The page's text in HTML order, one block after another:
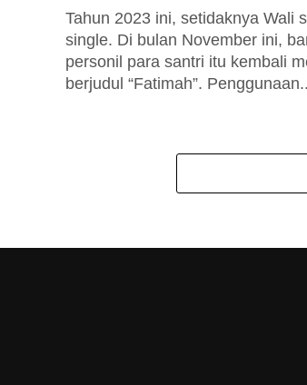
Tahun 2023 ini, setidaknya Wali
single. Di bulan November ini,
personil para santri itu kembali
berjudul “Fatimah”.